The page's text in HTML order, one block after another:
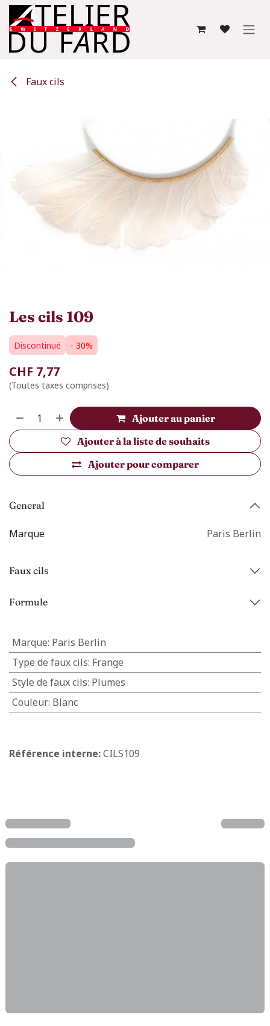
Se rendre au contenu
Faux cils
Les cils 109
Discontinué - 30%
CHF 7,77
(Toutes taxes comprises)
Ajouter au panier
Ajouter pour comparer
Ajouter à la liste de souhaits
General
Marque Paris Berlin
Faux cils
Formule
Marque: Paris Berlin
Type de faux cils: Frange
Style de faux cils: Plumes
Couleur: Blanc
Référence interne:CILS109